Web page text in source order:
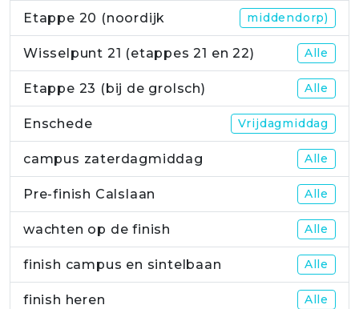
Etappe 20 (noordijk middendorp)
Wisselpunt 21 (etappes 21 en 22) Alle
Etappe 23 (bij de grolsch) Alle
Enschede Vrijdagmiddag
campus zaterdagmiddag Alle
Pre-finish Calslaan Alle
wachten op de finish Alle
finish campus en sintelbaan Alle
finish heren Alle